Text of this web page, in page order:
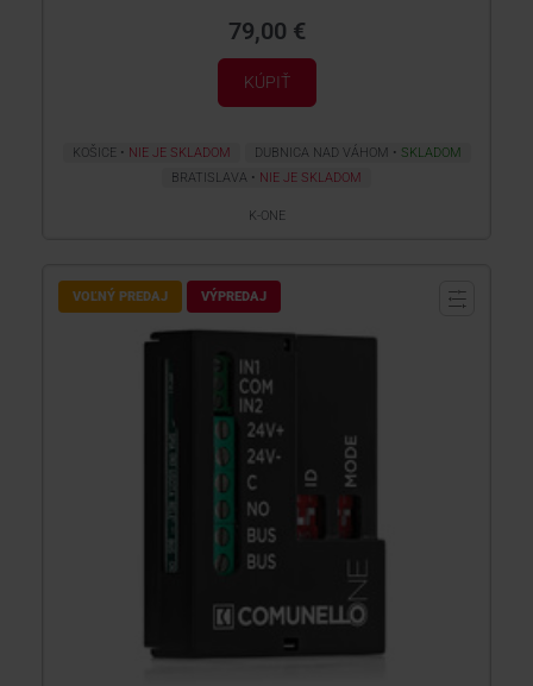
79,00 €
KÚPIŤ
KOŠICE NIE JE SKLADOM DUBNICA NAD VÁHOM
SKLADOM
BRATISLAVA
NIE JE SKLADOM
K-ONE
VOĽNÝ PREDAJ VÝPREDAJ